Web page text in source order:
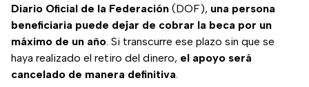
Diario Oficial de la Federación (DOF), una persona
beneficiaria puede dejar de cobrar la beca por un
máximo de un año. Si transcurre ese plazo sin que se
haya realizado el retiro del dinero, el apoyo será
cancelado de manera definitiva.